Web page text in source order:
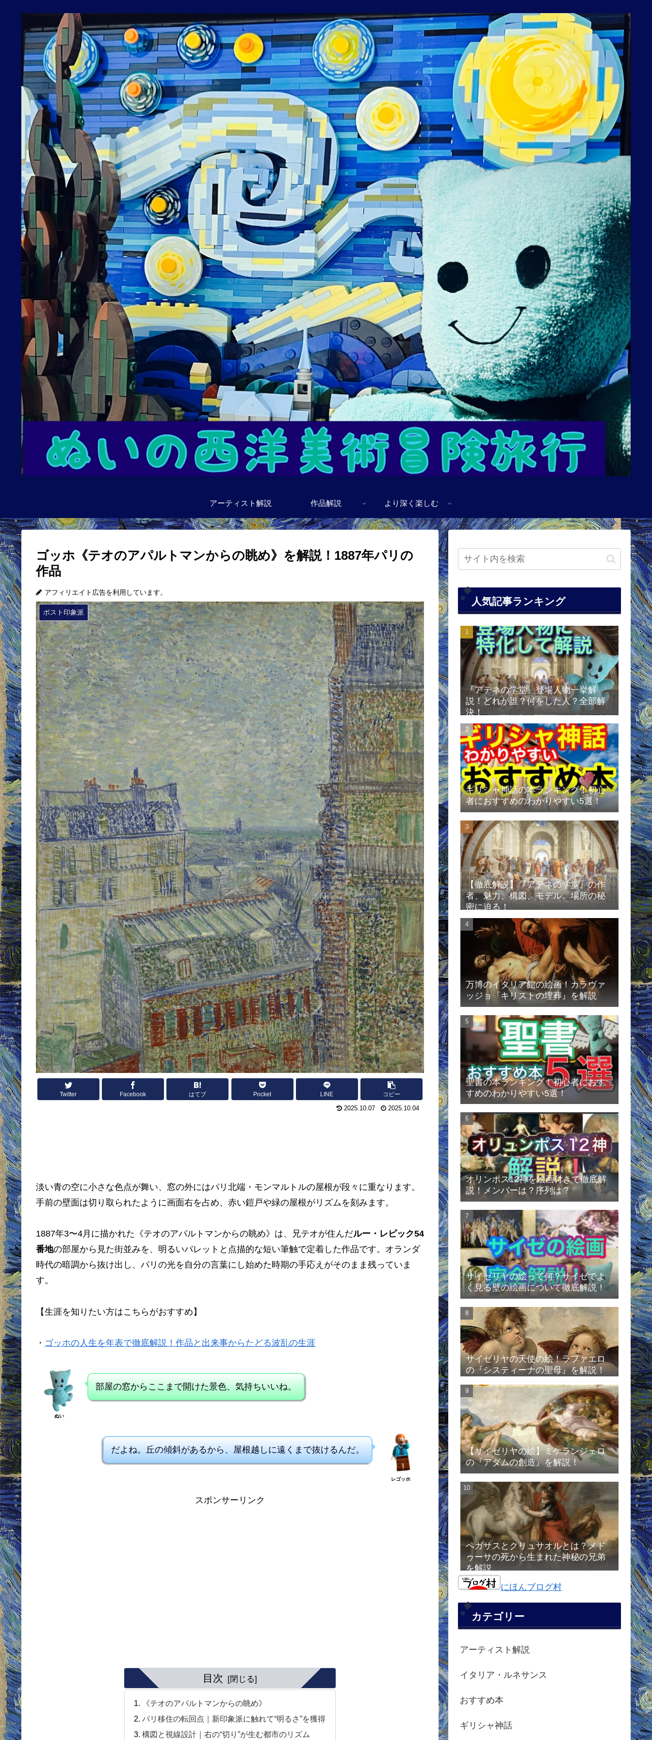
アーティスト解説 作品解説 より深く楽しむ
ゴッホ《テオのアパルトマンからの眺め》を解説！1887年パリの
作品
アフィリエイト広告を利用しています。
ポスト印象派
Twitter Facebook はてブ Pocket LINE コピー
2025.10.07 2025.10.04
淡い青の空に小さな色点が舞い、窓の外にはパリ北端・モンマルトルの屋根が段々に重なります。
手前の壁面は切り取られたように画面右を占め、赤い鎧戸や緑の屋根がリズムを刻みます。
1887年3〜4月に描かれた《テオのアパルトマンからの眺め》は、兄テオが住んだルー・レピック54
番地の部屋から見た街並みを、明るいパレットと点描的な短い筆触で定着した作品です。オランダ
時代の暗調から抜け出し、パリの光を自分の言葉にし始めた時期の手応えがそのまま残っていま
す。
【生涯を知りたい方はこちらがおすすめ】
・ ゴッホの人生を年表で徹底解説！作品と出来事からたどる波乱の生涯
ぬい
部屋の窓からここまで開けた景色、気持ちいいね。
だよね。丘の傾斜があるから、屋根越しに遠くまで抜けるんだ。
レゴッホ
スポンサーリンク
目次
《テオのアパルトマンからの眺め》
パリ移住の転回点｜新印象派に触れて“明るさ”を獲得
構図と視線設計｜右の“切り”が生む都市のリズム
人気記事ランキング
『アテネの学堂』登場人物一挙解
説！どれが誰？何をした人？全部解
決！
ギリシャ神話の本ランキング！初心
者におすすめのわかりやすい5選！
【徹底解説】『アテネの学堂』の作
者、魅力、構図、モデル、場所の秘
密に迫る！
万博のイタリア館の絵画！カラヴァ
ッジョ『キリストの埋葬』を解説
聖書の本ランキング！初心者におす
すめのわかりやすい5選！
オリンポス12神を絵画付きで徹底解
説！メンバーは？序列は？
サイゼリヤの絵って何？サイゼでよ
く見る壁の絵画について徹底解説！
サイゼリヤの天使の絵！ラファエロ
の『システィーナの聖母』を解説！
【サイゼリヤの絵】ミケランジェロ
の『アダムの創造』を解説！
ペガサスとクリュサオルとは？メド
ゥーサの死から生まれた神秘の兄弟
を解説
にほんブログ村
カテゴリー
アーティスト解説
イタリア・ルネサンス
おすすめ本
ギリシャ神話